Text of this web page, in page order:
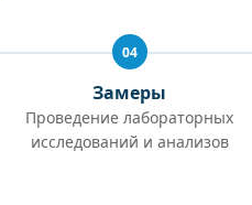
04
Замеры
Проведение лабораторных
исследований и анализов